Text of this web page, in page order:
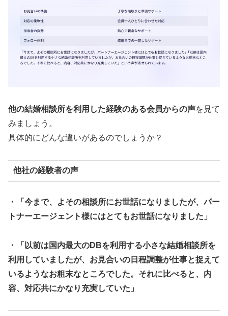
他の結婚相談所を利用した経験のある会員からの声を見て
みましょう。
具体的にどんな違いがあるのでしょうか？
他社の経験者の声
・「今まで、よその相談所にお世話になりましたが、パー
トナーエージェント様にはとてもお世話になりました」
・「以前は国内最大のDBを利用する小さな結婚相談所を
利用していましたが、お見合いの日程調整が仕事と捉えて
いるようなお粗末なところでした。それに比べると、内
容、対応共にかなり充実していた」